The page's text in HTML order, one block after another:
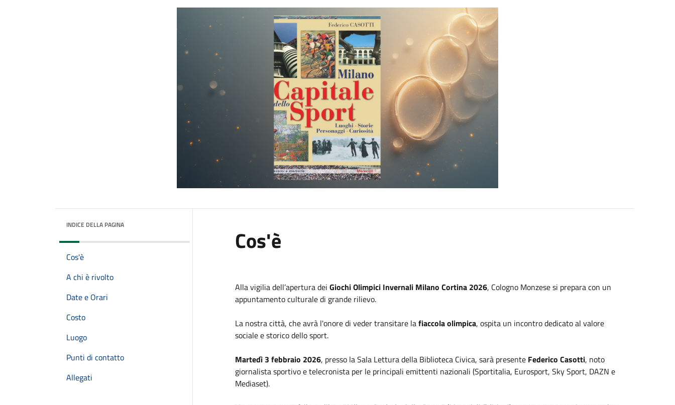
INDICE DELLA PAGINA
Cos'è
A chi è rivolto
Date e Orari
Costo
Luogo
Punti di contatto
Allegati
Cos'è
Alla vigilia dell’apertura dei Giochi Olimpici Invernali Milano Cortina 2026, Cologno Monzese si prepara con un
appuntamento culturale di grande rilievo.
La nostra città, che avrà l'onore di veder transitare lafiaccola olimpica, ospita un incontro dedicato al valore
sociale e storico dello sport.
Martedì 3 febbraio 2026, presso la Sala Lettura della Biblioteca Civica, sarà presente Federico Casotti, noto
giornalista sportivo e telecronista per le principali emittenti nazionali (Sportitalia, Eurosport, Sky Sport, DAZN e
Mediaset).